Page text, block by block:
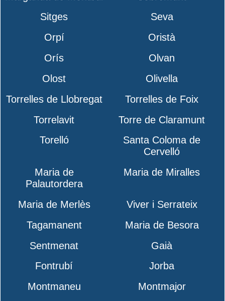
Sitges
Seva
Orpí
Oristà
Orís
Olvan
Olost
Olivella
Torrelles de Llobregat
Torrelles de Foix
Torrelavit
Torre de Claramunt
Torelló
Santa Coloma de
Cervelló
Maria de
Palautordera
Maria de Miralles
Maria de Merlès
Viver i Serrateix
Tagamanent
Maria de Besora
Sentmenat
Gaià
Fontrubí
Jorba
Montmaneu
Montmajor